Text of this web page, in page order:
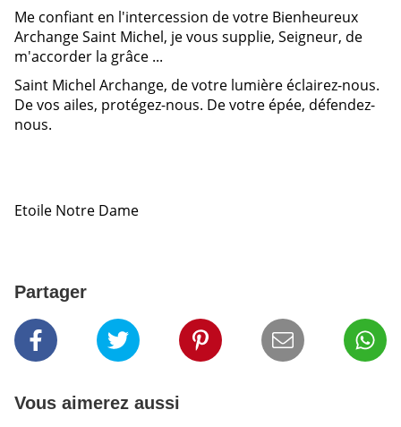
Me confiant en l'intercession de votre Bienheureux
Archange Saint Michel, je vous supplie, Seigneur, de
m'accorder la grâce ...
Saint Michel Archange, de votre lumière éclairez-nous.
De vos ailes, protégez-nous. De votre épée, défendez-
nous.
Etoile Notre Dame
Partager
Vous aimerez aussi